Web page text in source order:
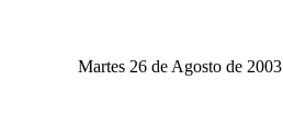
Martes 26 de Agosto de 2003